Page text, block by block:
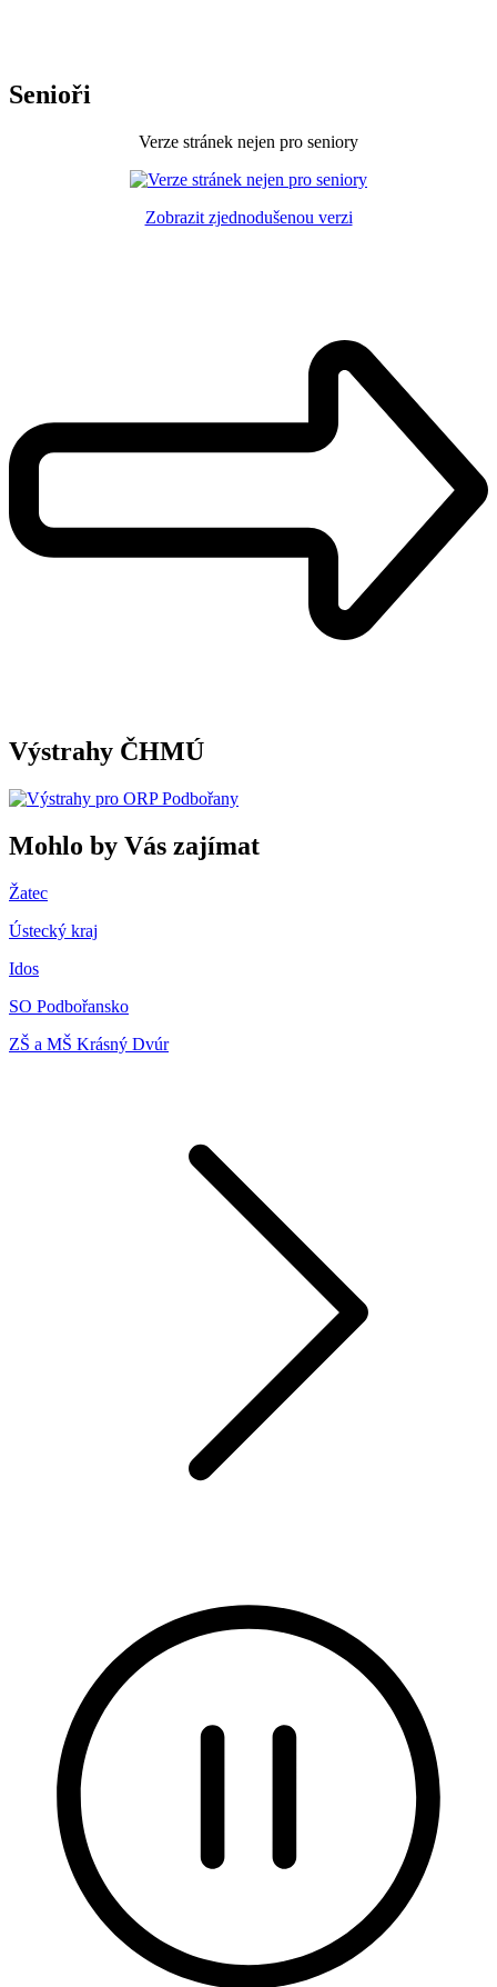
Senioři
Verze stránek nejen pro seniory
Zobrazit zjednodušenou verzi
Výstrahy ČHMÚ
Mohlo by Vás zajímat
Žatec
Ústecký kraj
Idos
SO Podbořansko
ZŠ a MŠ Krásný Dvúr